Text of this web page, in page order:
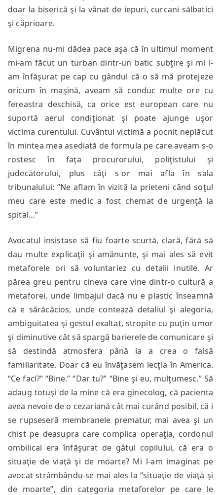
doar la biserică şi la vânat de iepuri, curcani sălbatici
şi căprioare.
Migrena nu-mi dădea pace aşa că în ultimul moment
mi-am făcut un turban dintr-un batic subţire şi mi l-
am înfăşurat pe cap cu gândul că o să mă protejeze
oricum în maşină, aveam să conduc multe ore cu
fereastra deschisă, ca orice est european care nu
suportă aerul condiţionat şi poate ajunge uşor
victima curentului. Cuvântul victimă a pocnit neplăcut
în mintea mea asediată de formula pe care aveam s-o
rostesc în faţa procurorului, poliţistului şi
judecătorului, plus câţi s-or mai afla în sala
tribunalului: “Ne aflam în vizită la prieteni când soţul
meu care este medic a fost chemat de urgenţă la
spital…”
Avocatul insistase să fiu foarte scurtă, clară, fără să
dau multe explicaţii şi amănunte, şi mai ales să evit
metaforele ori să voluntariez cu detalii inutile. Ar
părea greu pentru cineva care vine dintr-o cultură a
metaforei, unde limbajul dacă nu e plastic înseamnă
că e sărăcăcios, unde contează detaliul şi alegoria,
ambiguitatea şi gestul exaltat, stropite cu puţin umor
şi diminutive cât să spargă barierele de comunicare şi
să destindă atmosfera până la a crea o falsă
familiaritate. Doar că eu învăţasem lecţia în America.
“Ce faci?” “Bine.” “Dar tu?” “Bine şi eu, mulţumesc.” Să
adaug totuşi de la mine că era ginecolog, că pacienta
avea nevoie de o cezariană cât mai curând posibil, că i
se rupseseră membranele prematur, mai avea şi un
chist pe deasupra care complica operaţia, cordonul
ombilical era înfăşurat de gâtul copilului, că era o
situaţie de viaţă şi de moarte? Mi l-am imaginat pe
avocat strâmbându-se mai ales la “situaţie de viaţă şi
de moarte”, din categoria metaforelor pe care le